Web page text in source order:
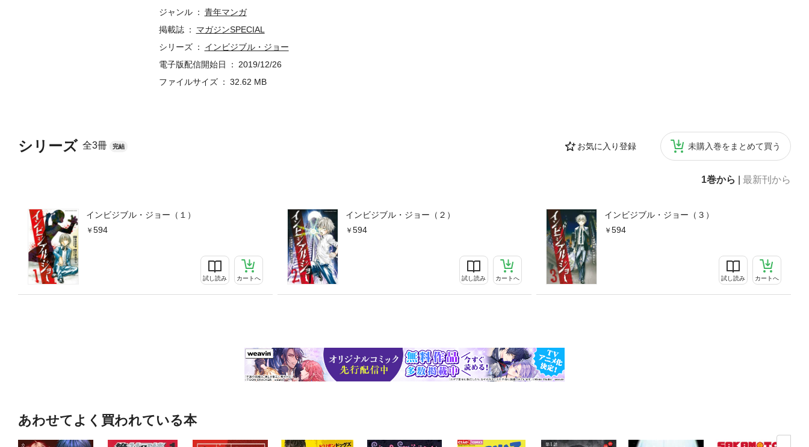
シリーズ 全3冊 完結 お気に入り登録 未購入巻をまとめて買う
1巻から 最新刊から
インビジブル・ジョー（１）
594
試し読み カートへ
インビジブル・ジョー（２）
594
試し読み カートへ
インビジブル・ジョー（３）
594
試し読み カートへ
ジャンル
青年マンガ
掲載誌
マガジンSPECIAL
シリーズ
インビジブル・ジョー
電子版配信開始日
2019/12/26
ファイルサイズ
32.62 MB
あわせてよく買われている本